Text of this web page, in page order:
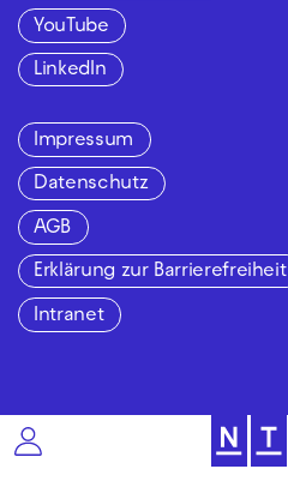
YouTube
LinkedIn
Impressum
Datenschutz
AGB
Erklärung zur Barrierefreiheit
Intranet